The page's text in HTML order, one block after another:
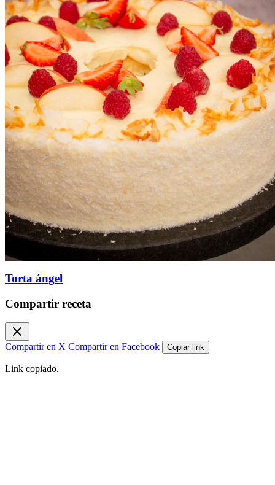
Torta ángel
Compartir receta
Compartir en X Compartir en Facebook Copiar link
Link copiado.